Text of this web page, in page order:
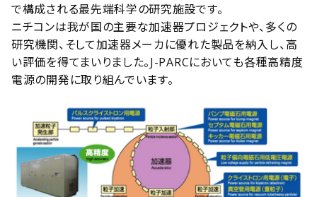
で構成される最先端科学の研究施設です。
ニチコンは我が国の主要な加速器プロジェクトや、多くの
研究機関、そして加速器メーカに優れた製品を納入し、高
い評価を得てまいりました。J-PARCにおいても各種高精度
電源の開発に取り組んでいます。